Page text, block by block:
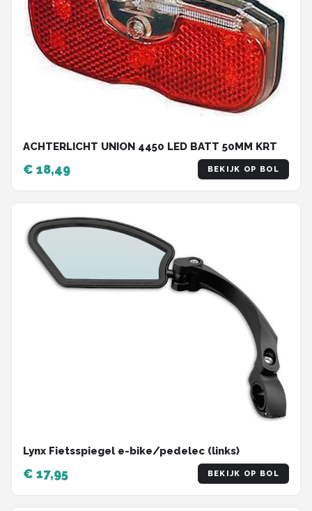
ACHTERLICHT UNION 4450 LED BATT 50MM KRT
€ 18,49 BEKIJK OP BOL
Lynx Fietsspiegel e-bike/pedelec (links)
€ 17,95 BEKIJK OP BOL